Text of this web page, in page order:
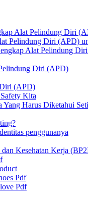
Alat Pelindung Diri
Pelindung Diri (APD)
Alat Pelindung
Diri (APD)
(APD)
Kita
Yang Harus Diketahui
penggunanya
dan Kesehatan Kerja
Pdf
Pdf